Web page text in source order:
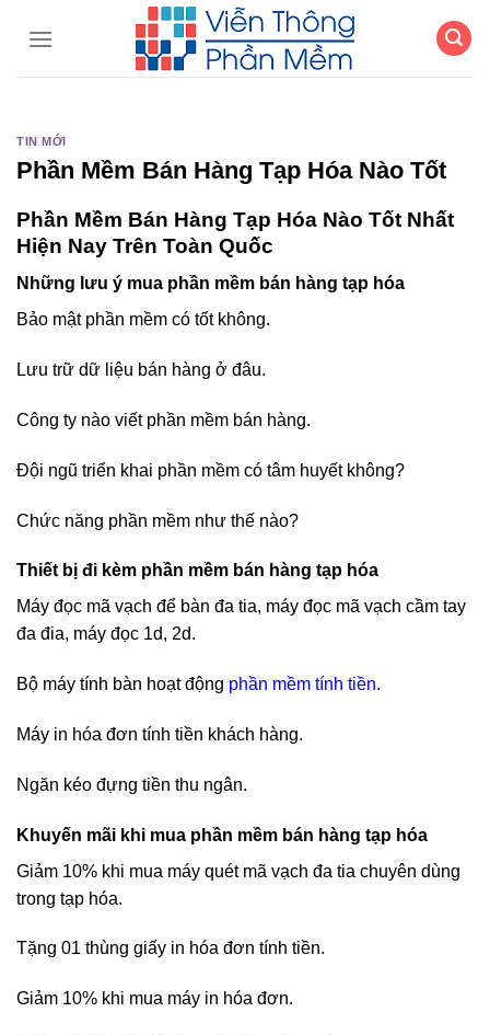
TIN MỚI
Phần Mềm Bán Hàng Tạp Hóa Nào Tốt
Phần Mềm Bán Hàng Tạp Hóa Nào Tốt Nhất
Hiện Nay Trên Toàn Quốc
Những lưu ý mua phần mềm bán hàng tạp hóa
Bảo mật phần mềm có tốt không.
Lưu trữ dữ liệu bán hàng ở đâu.
Công ty nào viết phần mềm bán hàng.
Đội ngũ triển khai phần mềm có tâm huyết không?
Chức năng phần mềm như thế nào?
Thiết bị đi kèm phần mềm bán hàng tạp hóa
Máy đọc mã vạch để bàn đa tia, máy đọc mã vạch cầm tay
đa đia, máy đọc 1d, 2d.
Bộ máy tính bàn hoạt động phần mềm tính tiền.
Máy in hóa đơn tính tiền khách hàng.
Ngăn kéo đựng tiền thu ngân.
Khuyến mãi khi mua phần mềm bán hàng tạp hóa
Giảm 10% khi mua máy quét mã vạch đa tia chuyên dùng
trong tạp hóa.
Tặng 01 thùng giấy in hóa đơn tính tiền.
Giảm 10% khi mua máy in hóa đơn.